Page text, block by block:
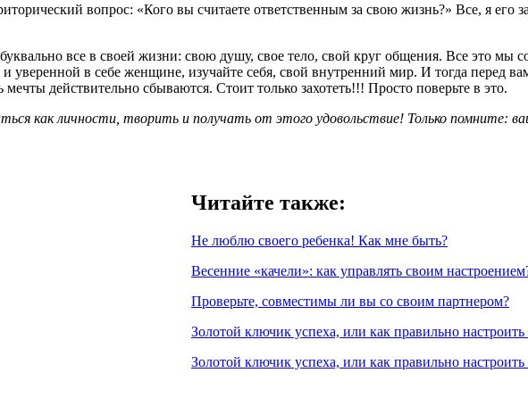
вопрос: «Кого вы считаете ответственным за свою жизнь?» Все, я его
все в своей жизни: свою душу, свое тело, свой круг общения. Все это мы
уверенной в себе женщине, изучайте себя, свой внутренний мир. И тогда перед
действительно сбываются. Стоит только захотеть!!! Просто поверьте в это.
как личности, творить и получать от этого удовольствие! Только помните:
Читайте также:
Не люблю своего ребенка! Как мне быть?
Весенние «качели»: как управлять своим
Проверьте, совместимы ли вы со своим партнером?
Золотой ключик успеха, или как правильно
Золотой ключик успеха, или как правильно